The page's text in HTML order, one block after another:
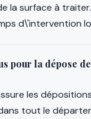
la surface à
d\'intervention
pour la dépose
les
tout le